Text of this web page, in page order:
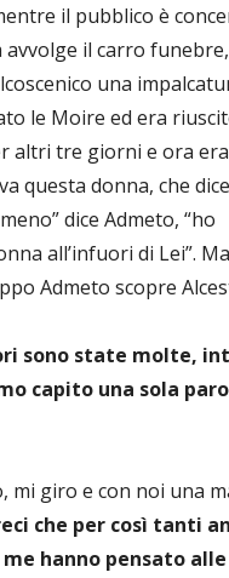
il pubblico è
il carro
una
le Moire ed era
altri tre giorni e ora
questa donna, che
dice Admeto, “ho
all’infuori di Lei”.
Admeto scopre
sono state molte,
capito una sola
mi giro e con noi una
che per così tanti
hanno pensato alle